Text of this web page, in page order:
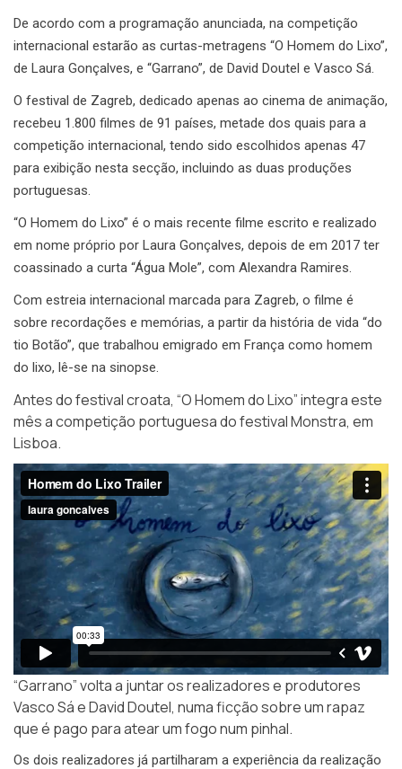
De acordo com a programação anunciada, na competição
internacional estarão as curtas-metragens “O Homem do Lixo”,
de Laura Gonçalves, e “Garrano”, de David Doutel e Vasco Sá.
O festival de Zagreb, dedicado apenas ao cinema de animação,
recebeu 1.800 filmes de 91 países, metade dos quais para a
competição internacional, tendo sido escolhidos apenas 47
para exibição nesta secção, incluindo as duas produções
portuguesas.
“O Homem do Lixo” é o mais recente filme escrito e realizado
em nome próprio por Laura Gonçalves, depois de em 2017 ter
coassinado a curta “Água Mole”, com Alexandra Ramires.
Com estreia internacional marcada para Zagreb, o filme é
sobre recordações e memórias, a partir da história de vida “do
tio Botão”, que trabalhou emigrado em França como homem
do lixo, lê-se na sinopse.
Antes do festival croata, “O Homem do Lixo” integra este
mês a competição portuguesa do festival Monstra, em
Lisboa.
“Garrano” volta a juntar os realizadores e produtores
Vasco Sá e David Doutel, numa ficção sobre um rapaz
que é pago para atear um fogo num pinhal.
Os dois realizadores já partilharam a experiência da realização